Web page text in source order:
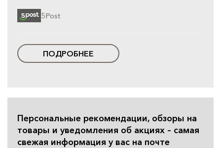
5Post
ПОДРОБНЕЕ
Персональные рекомендации, обзоры на
товары и уведомления об акциях – самая
свежая информация у вас на почте